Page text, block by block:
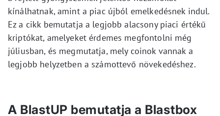
kínálhatnak, amint a piac újból emelkedésnek indul.
Ez a cikk bemutatja a legjobb alacsony piaci értékű
kriptókat, amelyeket érdemes megfontolni még
júliusban, és megmutatja, mely coinok vannak a
legjobb helyzetben a számottevő növekedéshez.
A BlastUP bemutatja a Blastbox